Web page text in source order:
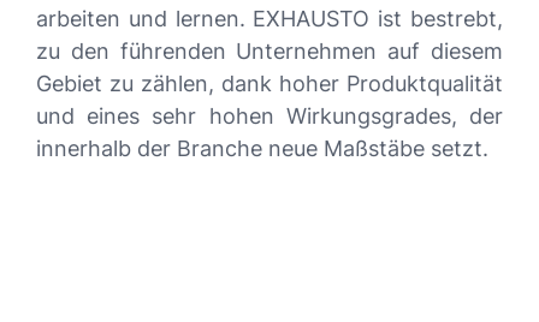
arbeiten und lernen. EXHAUSTO ist bestrebt,
zu den führenden Unternehmen auf diesem
Gebiet zu zählen, dank hoher Produktqualität
und eines sehr hohen Wirkungsgrades, der
innerhalb der Branche neue Maßstäbe setzt.